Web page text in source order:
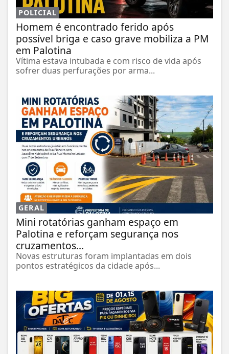
POLICIAL
Homem é encontrado ferido após
possível briga e caso grave mobiliza a PM
em Palotina
Vítima estava intubada e com risco de vida após
sofrer duas perfurações por arma...
GERAL
Mini rotatórias ganham espaço em
Palotina e reforçam segurança nos
cruzamentos...
Novas estruturas foram implantadas em dois
pontos estratégicos da cidade após...